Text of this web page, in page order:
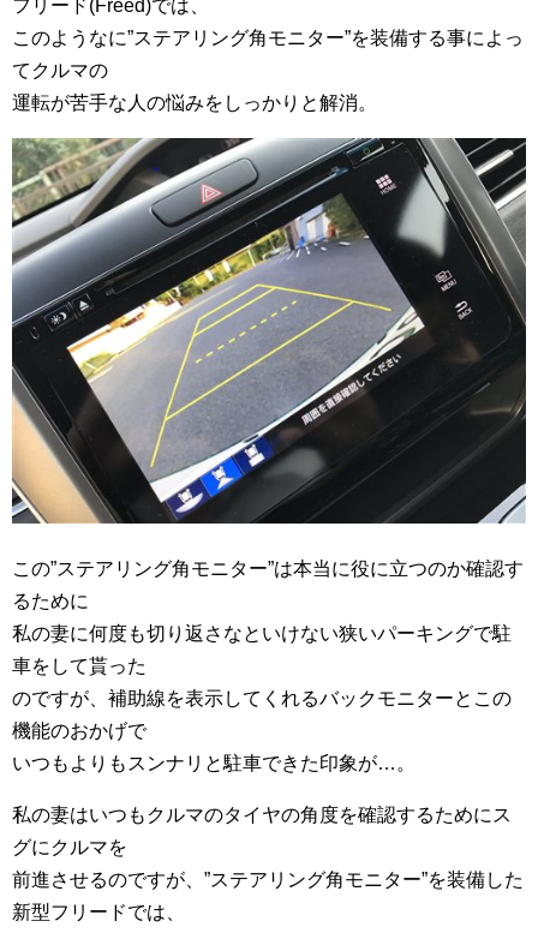
フリード(Freed)では、
このようなに”ステアリング角モニター”を装備する事によっ
てクルマの
運転が苦手な人の悩みをしっかりと解消。
この”ステアリング角モニター”は本当に役に立つのか確認す
るために
私の妻に何度も切り返さなといけない狭いパーキングで駐
車をして貰った
のですが、補助線を表示してくれるバックモニターとこの
機能のおかげで
いつもよりもスンナリと駐車できた印象が…。
私の妻はいつもクルマのタイヤの角度を確認するためにス
グにクルマを
前進させるのですが、”ステアリング角モニター”を装備した
新型フリードでは、